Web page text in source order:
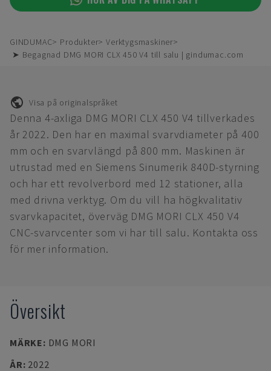
GINDUMAC Produkter
Verktygsmaskiner
➤ Begagnad DMG MORI CLX 450 V4 till salu | gindumac.com
Visa på originalspråket
Denna 4-axliga DMG MORI CLX 450 V4 tillverkades
år 2022. Den har en maximal svarvdiameter på 400
mm och en svarvlängd på 800 mm. Maskinen är
utrustad med en Siemens Sinumerik 840D-styrning
och har ett revolverbord med 12 stationer, alla
med drivna verktyg. Om du vill ha högkvalitativ
svarvkapacitet, överväg DMG MORI CLX 450 V4
CNC-svarvcenter som vi har till salu. Kontakta oss
för mer information.
Översikt
MÄRKE: DMG MORI
ÅR: 2022